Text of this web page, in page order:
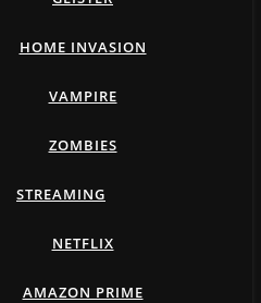
HOME INVASION
VAMPIRE
ZOMBIES
STREAMING
NETFLIX
AMAZON PRIME